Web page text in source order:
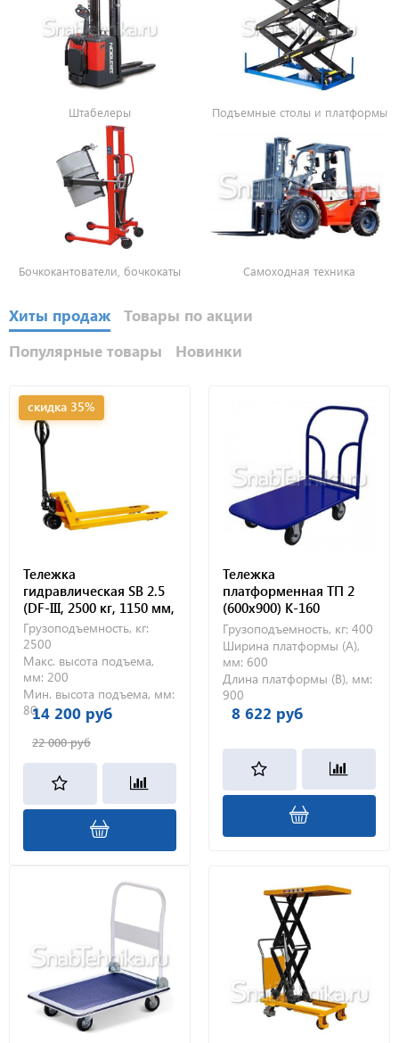
Штабелеры Подъемные столы и платформы
Бочкокантователи, бочкокаты Самоходная техника
Хиты продаж
Товары по акции
Популярные товары
Новинки
скидка 35%
Тележка
гидравлическая SB 2.5
(DF-III, 2500 кг, 1150 мм,
полиуретановые
колеса)
Грузоподъемность, кг:
2500
Макс. высота подъема,
мм: 200
Мин. высота подъема, мм:
8014 200 руб
22 000 руб
Тележка
платформенная ТП 2
(600х900) К-160
Грузоподъемность, кг: 400
Ширина платформы (А),
мм: 600
Длина платформы (В), мм:
900
8 622 руб